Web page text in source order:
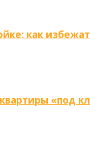
как
«под